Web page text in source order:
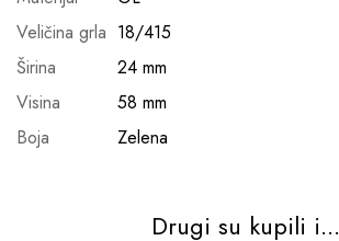
Veličina grla 18/415
Širina
24 mm
Visina
58 mm
Boja
Zelena
Drugi su kupili i...